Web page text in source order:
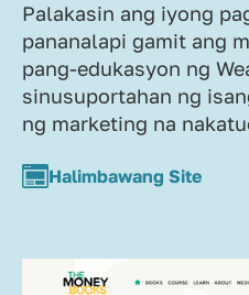
Palakasin ang iyong
pananalapi gamit ang
pang-edukasyon ng
sinusuportahan ng
ng marketing na
Halimbawang Site